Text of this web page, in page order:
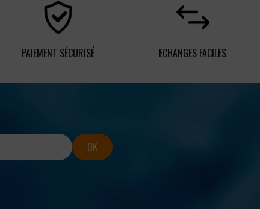
PAIEMENT SÉCURISÉ ECHANGES FACILES